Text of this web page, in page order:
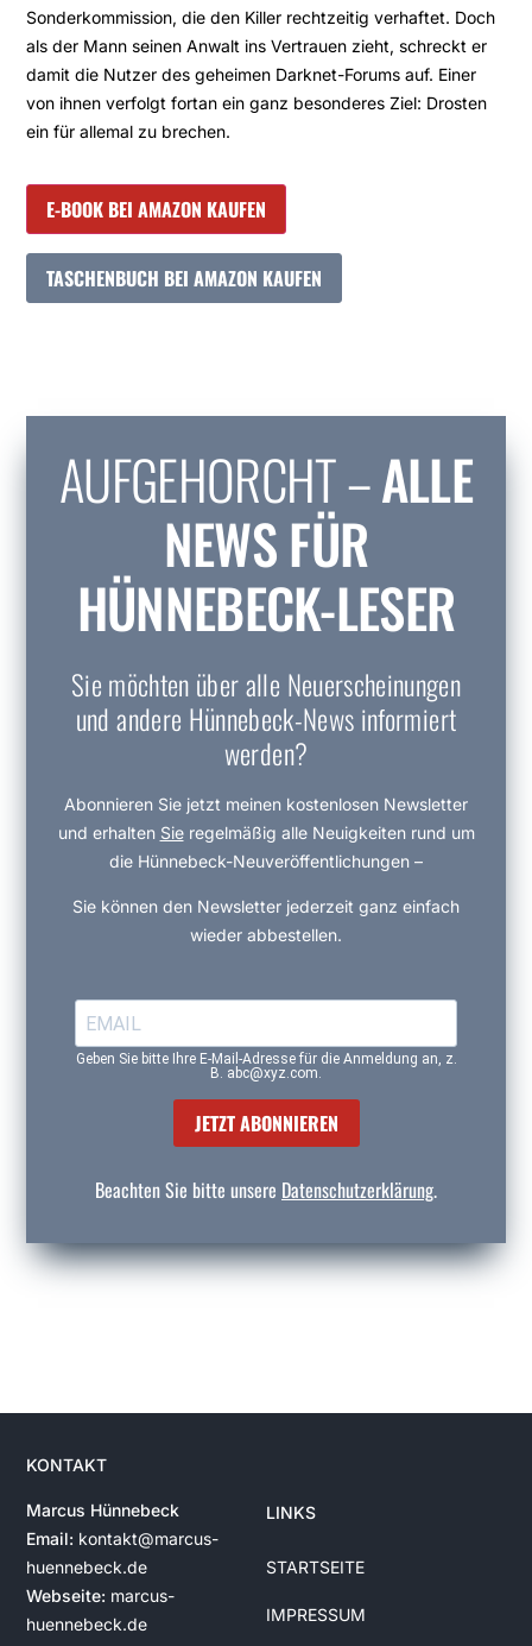
Sonderkommission, die den Killer rechtzeitig verhaftet. Doch
als der Mann seinen Anwalt ins Vertrauen zieht, schreckt er
damit die Nutzer des geheimen Darknet-Forums auf. Einer
von ihnen verfolgt fortan ein ganz besonderes Ziel: Drosten
ein für allemal zu brechen.
E-BOOK BEI AMAZON KAUFEN
TASCHENBUCH BEI AMAZON KAUFEN
AUFGEHORCHT –ALLE
NEWS FÜR
HÜNNEBECK-LESER
Sie möchten über alle Neuerscheinungen
und andere Hünnebeck-News informiert
werden?
Abonnieren Sie jetzt meinen kostenlosen Newsletter
und erhalten Sieregelmäßig alle Neuigkeiten rund um
die Hünnebeck-Neuveröffentlichungen –
Sie können den Newsletter jederzeit ganz einfach
wieder abbestellen.
Geben Sie bitte Ihre E-Mail-Adresse für die Anmeldung an, z.
B. abc@xyz.com.
JETZT ABONNIEREN
Beachten Sie bitte unsere Datenschutzerklärung.
KONTAKT
Marcus Hünnebeck
Email: kontakt@marcus-
huennebeck.de
Webseite: marcus-
huennebeck.de
LINKS
STARTSEITE
IMPRESSUM